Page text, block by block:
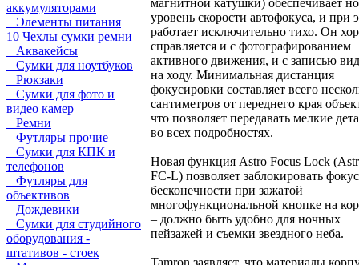
аккумуляторами
Элементы питания
10 Чехлы сумки ремни
Аквакейсы
Сумки для ноутбуков
Рюкзаки
Сумки для фото и
видео камер
Ремни
Футляры прочие
Сумки для КПК и
телефонов
Футляры для
объективов
Дождевики
Сумки для студийного
оборудования -
штативов - стоек
магнитной катушки) обеспечивает
уровень скорости автофокуса, и при
работает исключительно тихо. Он
справляется и с фотографированием
активного движения, и с записью
на ходу. Минимальная дистанция
фокусировки составляет всего
сантиметров от переднего края
что позволяет передавать мелкие
во всех подробностях.
Новая функция Astro Focus Lock
FC-L) позволяет заблокировать
бесконечности при зажатой
многофункциональной кнопке на
– должно быть удобно для ночных
пейзажей и съемки звездного неба.
Tamron заявляет, что материалы